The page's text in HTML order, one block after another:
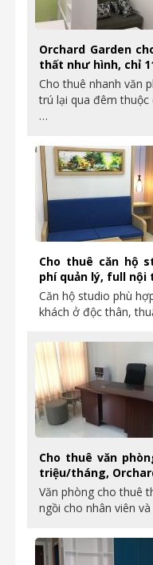
Orchard Garden
thất như hình, chỉ
Cho thuê nhanh văn
trú lại qua đêm thuộc
…
Cho thuê căn hộ
phí quản lý, full nội
Căn hộ studio phù
khách ở độc thân,
Cho thuê văn
triệu/tháng,
Văn phòng cho thuê
ngồi cho nhân viên